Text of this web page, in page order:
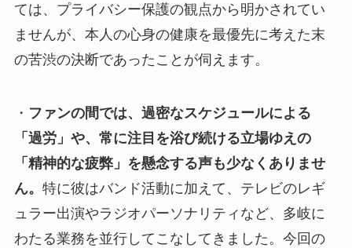
ては、プライバシー保護の観点から明かされてい
ませんが、本人の心身の健康を最優先に考えた末
の苦渋の決断であったことが伺えます。
・ ファンの間では、過密なスケジュールによる
「過労」や、常に注目を浴び続ける立場ゆえの
「精神的な疲弊」を懸念する声も少なくありませ
ん。 特に彼はバンド活動に加えて、テレビのレギ
ュラー出演やラジオパーソナリティなど、多岐に
わたる業務を並行してこなしてきました。今回の